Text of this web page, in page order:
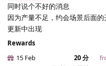
同时说个不好的消息
因为产量不足，约会场景后面
更新中出现
Rewards
15 Feb
20 分